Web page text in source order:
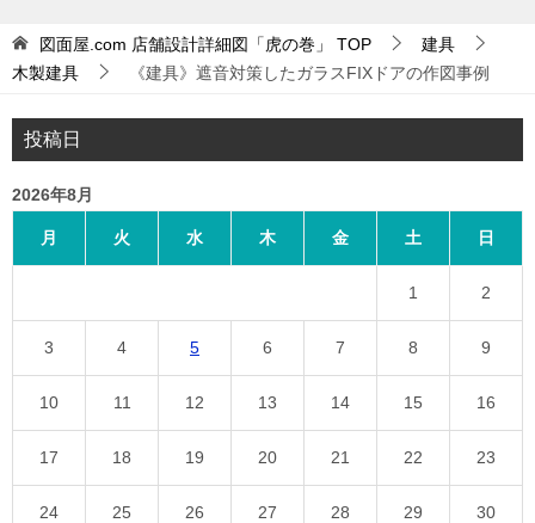
図面屋.com 店舗設計詳細図「虎の巻」 TOP
建具
木製建具
《建具》遮音対策したガラスFIXドアの作図事例
投稿日
2026年8月
月 火 水 木 金 土 日
1 2
3 4 5 6 7 8 9
10 11 12 13 14 15 16
17 18 19 20 21 22 23
24 25 26 27 28 29 30